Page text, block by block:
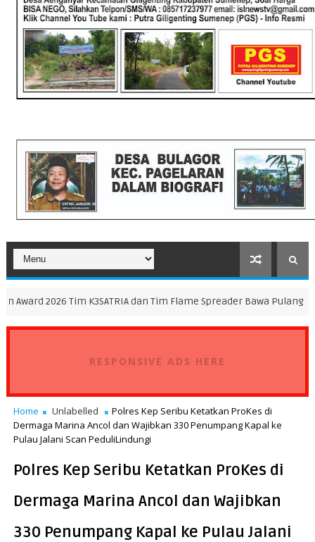
K3SATRIA dan Tim Flame Spreader Bawa Pulang Gelar Juara
RESPONSIVE ADS HERE
Home Unlabelled
Polres Kep Seribu Ketatkan ProKes di
Dermaga Marina Ancol dan Wajibkan 330 Penumpang Kapal ke
Pulau Jalani Scan PeduliLindungi
Polres Kep Seribu Ketatkan ProKes di
Dermaga Marina Ancol dan Wajibkan
330 Penumpang Kapal ke Pulau Jalani